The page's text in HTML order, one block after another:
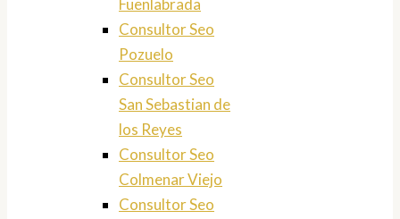
Fuenlabrada
Consultor Seo
Pozuelo
Consultor Seo
San Sebastian de
los Reyes
Consultor Seo
Colmenar Viejo
Consultor Seo